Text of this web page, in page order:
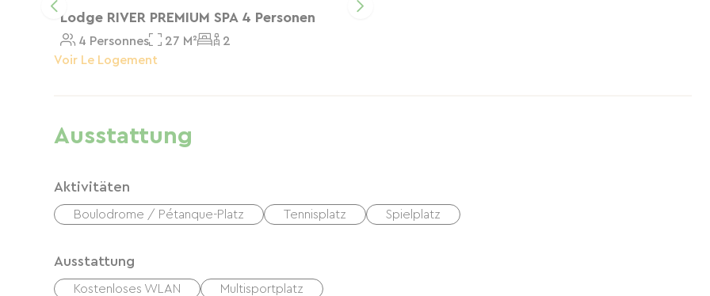
Lodge RIVER PREMIUM SPA 4 Personen
4 Personnes 27 M²
2
Voir Le Logement
Ausstattung
Aktivitäten
Boulodrome / Pétanque-Platz Tennisplatz Spielplatz
Ausstattung
Kostenloses WLAN Multisportplatz